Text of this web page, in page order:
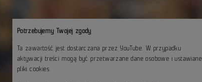
Potrzebujemy Twojej zgody
Ta zawartość jest dostarczana przez YouTube. W przypadku
aktywacji treści mogą być przetwarzane dane osobowe i ustawiane
pliki cookies.